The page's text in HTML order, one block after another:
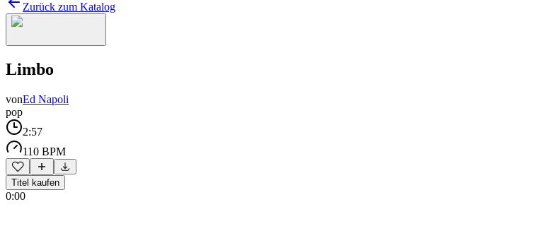
Zurück zum Katalog
Limbo
vonEd Napoli
pop
2:57
110 BPM
Titel kaufen
0:00